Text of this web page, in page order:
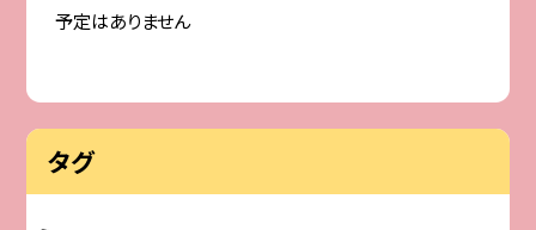
予定はありません
タグ